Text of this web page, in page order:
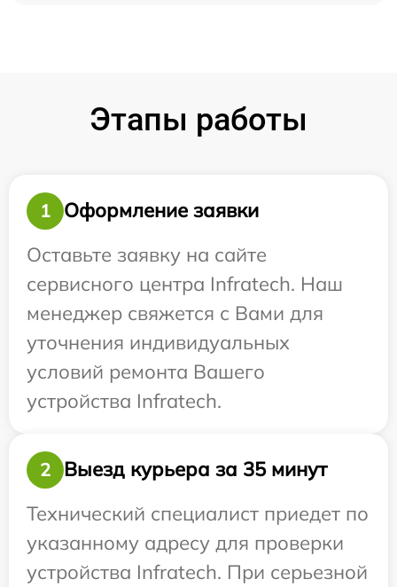
Этапы работы
1
Оформление заявки
Оставьте заявку на сайте
сервисного центра Infratech. Наш
менеджер свяжется с Вами для
уточнения индивидуальных
условий ремонта Вашего
устройства Infratech.
2
Выезд курьера за 35 минут
Технический специалист приедет по
указанному адресу для проверки
устройства Infratech. При серьезной